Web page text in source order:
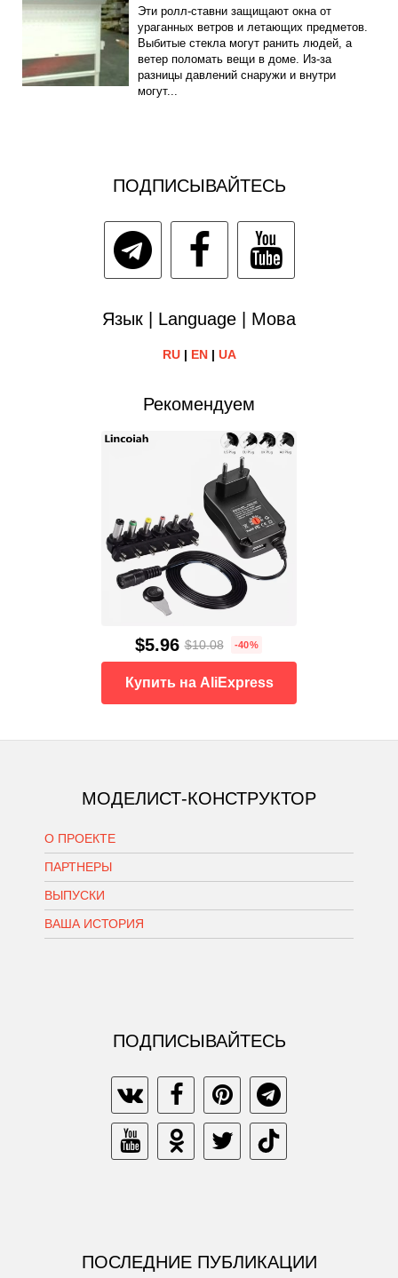
Эти ролл-ставни защищают окна от
ураганных ветров и летающих предметов.
Выбитые стекла могут ранить людей, а
ветер поломать вещи в доме. Из-за
разницы давлений снаружи и внутри
могут...
ПОДПИСЫВАЙТЕСЬ
Язык | Language | Мова
RU| EN| UA
Рекомендуем
$5.96 $10.08 -40%
Купить на AliExpress
МОДЕЛИСТ-КОНСТРУКТОР
О ПРОЕКТЕ
ПАРТНЕРЫ
ВЫПУСКИ
ВАША ИСТОРИЯ
ПОДПИСЫВАЙТЕСЬ
ПОСЛЕДНИЕ ПУБЛИКАЦИИ